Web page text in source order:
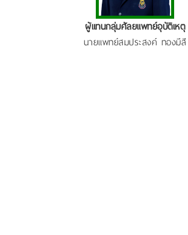
ผู้แทนกลุ่มศัลยแพทย์อุบัติเหตุ
นายแพทย์สมประสงค์ ทองมีสี